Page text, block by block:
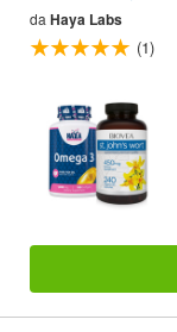
daHaya Labs
(1)